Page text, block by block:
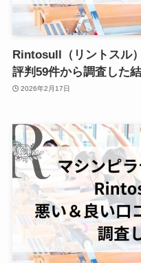
Rintosull（リントスル
評判59件から調査した結
2026年2月17日